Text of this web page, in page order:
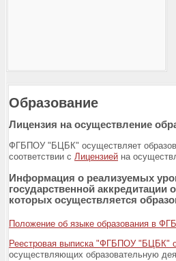
Образование
Лицензия на осуществление
ФГБПОУ "БЦБК" осуществляет
соответствии с Лицензией на
Информация о реализуемых
государственной
которых осуществляется
Положение об языке образования в
Реестровая выписка "ФГБПОУ "БЦБК" о
осуществляющих образовательную